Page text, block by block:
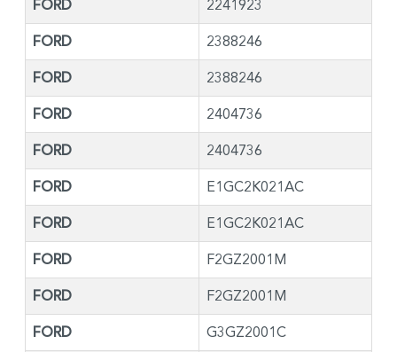
FORD 2241923
FORD 2388246
FORD 2388246
FORD 2404736
FORD 2404736
FORD E1GC2K021AC
FORD E1GC2K021AC
FORD F2GZ2001M
FORD F2GZ2001M
FORD G3GZ2001C